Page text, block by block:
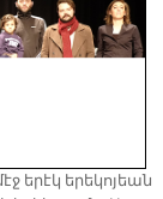
ե­րէկ ե­րե­կո­յեան